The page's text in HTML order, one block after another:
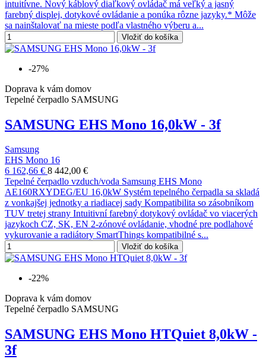
intuitívne. Nový káblový diaľkový ovládač má veľký a jasný
farebný displej, dotykové ovládanie a ponúka rôzne jazyky.* Môže
sa nainštalovať na mieste podľa vlastného výberu a...
Vložiť do košíka
-27%
Doprava k vám domov
Tepelné čerpadlo SAMSUNG
SAMSUNG EHS Mono 16,0kW - 3f
Samsung
EHS Mono 16
6 162,66 € 8 442,00 €
Tepelné čerpadlo vzduch/voda Samsung EHS Mono
AE160RXYDEG/EU 16,0kW Systém tepelného čerpadla sa skladá
z vonkajšej jednotky a riadiacej sady Kompatibilita so zásobníkom
TUV tretej strany Intuitivní farebný dotykový ovládač vo viacerých
jazykoch CZ, SK, EN 2-zónové ovládanie, vhodné pre podlahové
vykurovanie a radiátory SmartThings kompatibilné s...
Vložiť do košíka
-22%
Doprava k vám domov
Tepelné čerpadlo SAMSUNG
SAMSUNG EHS Mono HTQuiet 8,0kW -
3f